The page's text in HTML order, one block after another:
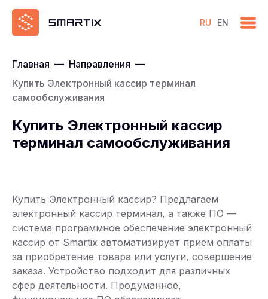
RU EN
Главная — Направления —
Купить Электронный кассир терминал
самообслуживания
Купить Электронный кассир
терминал самообслуживания
Купить Электронный кассир? Предлагаем
электронный кассир терминал, а также ПО —
система программное обеспечение электронный
кассир от Smartix автоматизирует прием оплаты
за приобретение товара или услуги, совершение
заказа. Устройство подходит для различных
сфер деятельности. Продуманное,